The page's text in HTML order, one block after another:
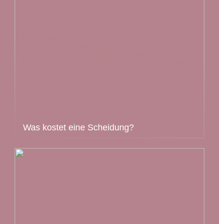
Was kostet eine Scheidung?